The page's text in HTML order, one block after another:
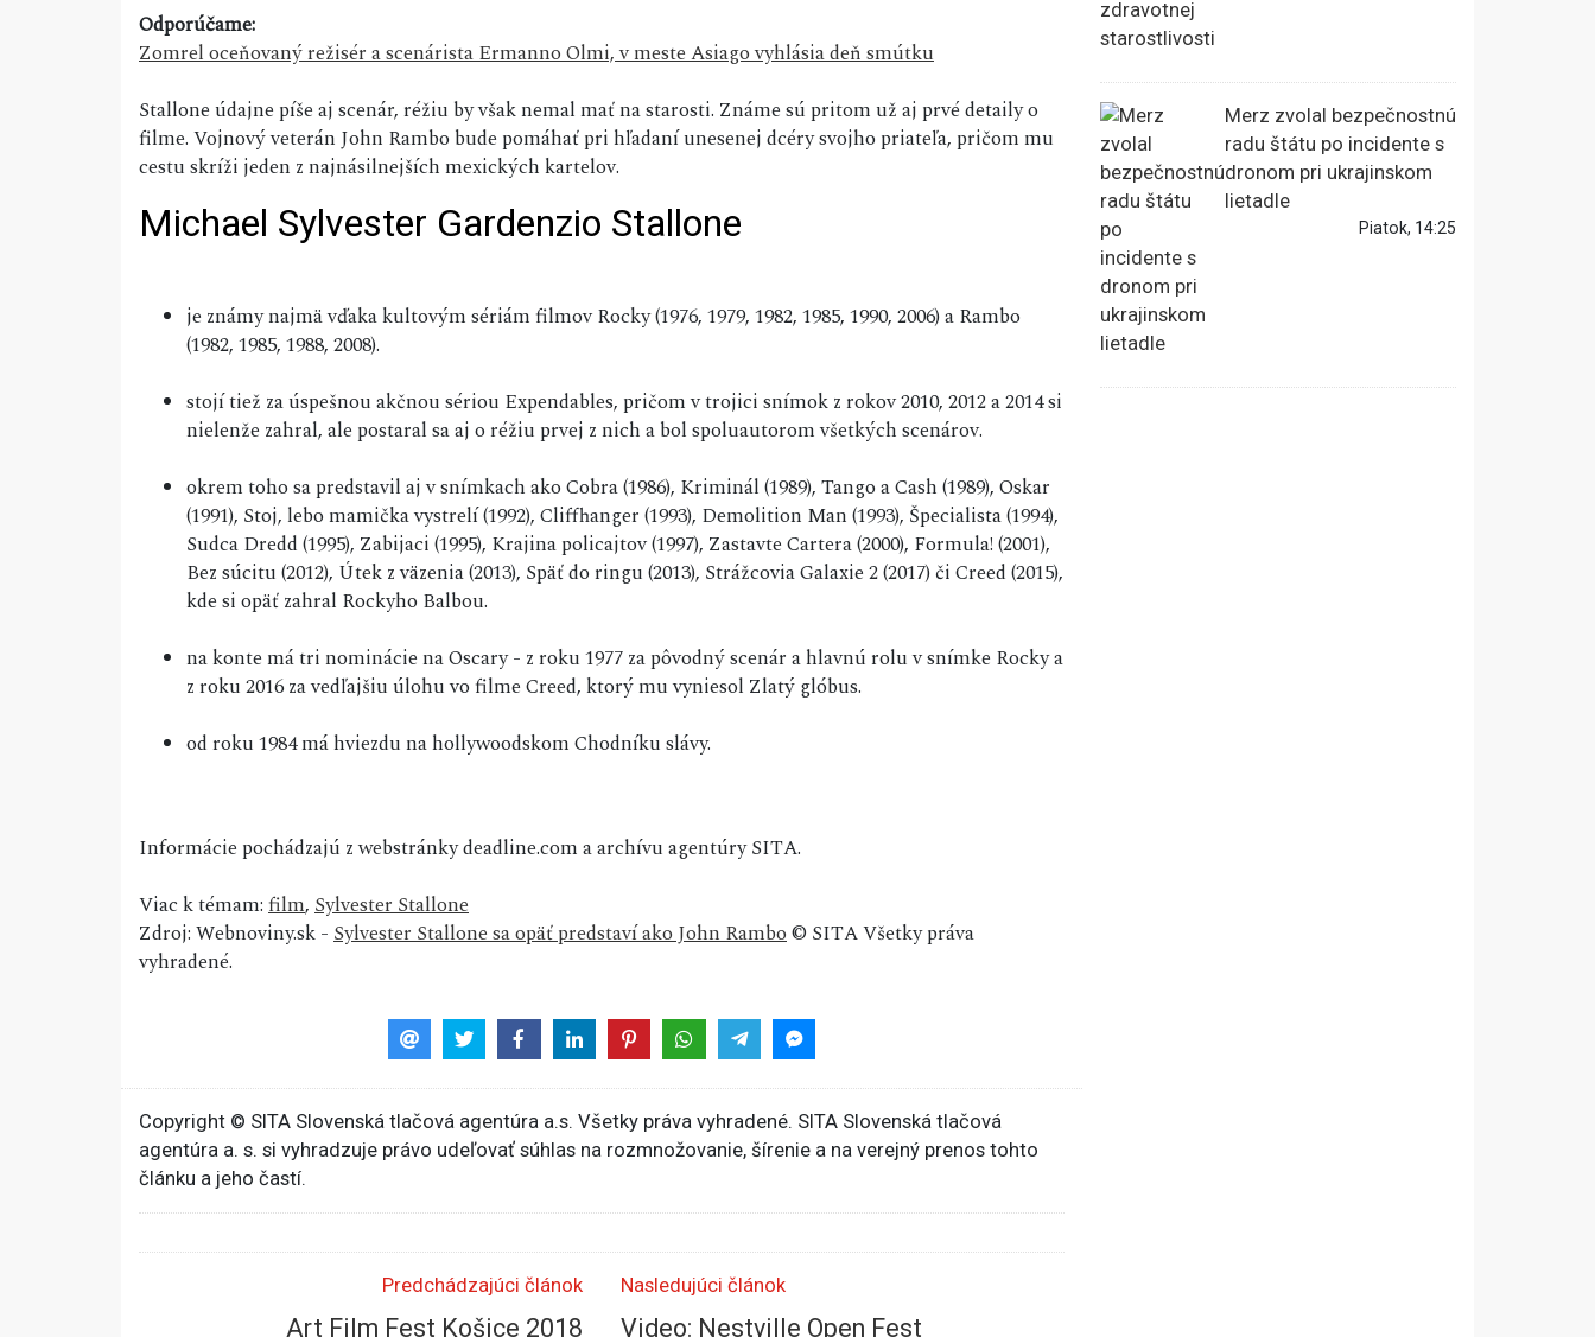
Odporúčame:
Zomrel oceňovaný režisér a scenárista Ermanno Olmi, v meste Asiago vyhlásia deň smútku
Stallone údajne píše aj scenár, réžiu by však nemal mať na starosti. Známe sú pritom už aj prvé detaily o
filme. Vojnový veterán John Rambo bude pomáhať pri hľadaní unesenej dcéry svojho priateľa, pričom mu
cestu skríži jeden z najnásilnejších mexických kartelov.
Michael Sylvester Gardenzio Stallone
je známy najmä vďaka kultovým sériám filmov Rocky (1976, 1979, 1982, 1985, 1990, 2006) a Rambo
(1982, 1985, 1988, 2008).
stojí tiež za úspešnou akčnou sériou Expendables, pričom v trojici snímok z rokov 2010, 2012 a 2014 si
nielenže zahral, ale postaral sa aj o réžiu prvej z nich a bol spoluautorom všetkých scenárov.
okrem toho sa predstavil aj v snímkach ako Cobra (1986), Kriminál (1989), Tango a Cash (1989), Oskar
(1991), Stoj, lebo mamička vystrelí (1992), Cliffhanger (1993), Demolition Man (1993), Špecialista (1994),
Sudca Dredd (1995), Zabijaci (1995), Krajina policajtov (1997), Zastavte Cartera (2000), Formula! (2001),
Bez súcitu (2012), Útek z väzenia (2013), Späť do ringu (2013), Strážcovia Galaxie 2 (2017) či Creed (2015),
kde si opäť zahral Rockyho Balbou.
na konte má tri nominácie na Oscary - z roku 1977 za pôvodný scenár a hlavnú rolu v snímke Rocky a
z roku 2016 za vedľajšiu úlohu vo filme Creed, ktorý mu vyniesol Zlatý glóbus.
od roku 1984 má hviezdu na hollywoodskom Chodníku slávy.
Informácie pochádzajú z webstránky deadline.com a archívu agentúry SITA.
Viac k témam:film,Sylvester Stallone
Zdroj: Webnoviny.sk -Sylvester Stallone sa opäť predstaví ako John Rambo© SITA Všetky práva
vyhradené.
Merz zvolal bezpečnostnú
radu štátu po incidente s
dronom pri ukrajinskom
lietadle
Piatok, 14:25
Copyright © SITA Slovenská tlačová agentúra a.s. Všetky práva vyhradené. SITA Slovenská tlačová
agentúra a. s. si vyhradzuje právo udeľovať súhlas na rozmnožovanie, šírenie a na verejný prenos tohto
článku a jeho častí.
Predchádzajúci článok
Art Film Fest Košice 2018
Nasledujúci článok
Video: Nestville Open Fest